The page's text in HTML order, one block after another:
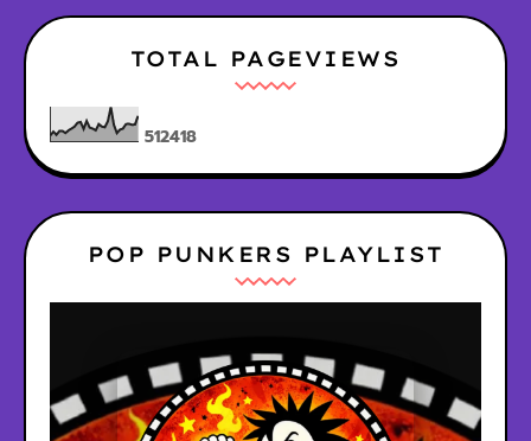
TOTAL PAGEVIEWS
512418
POP PUNKERS PLAYLIST